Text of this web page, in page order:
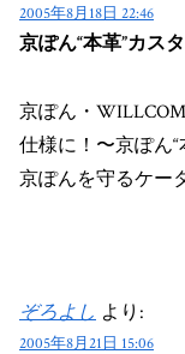
2005年8月18日 22:46
京ぽん“本革”カス
京ぽん・
仕様に！〜京ぽん
京ぽんを守るケー
ぞろよし より:
2005年8月21日 15:06